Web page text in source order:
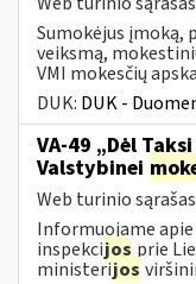
Sumokėjus įmoką,
veiksmą,
VMI mokesčių
DUK: DUK -
VA-49 „Dėl
Valstybinei
Web turinio sąrašas
Informuojame
inspekcijos prie
ministerijos